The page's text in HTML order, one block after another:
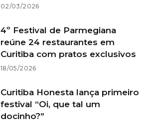
02/03/2026
4º Festival de Parmegiana
reúne 24 restaurantes em
Curitiba com pratos exclusivos
18/05/2026
Curitiba Honesta lança primeiro
festival “Oi, que tal um
docinho?”